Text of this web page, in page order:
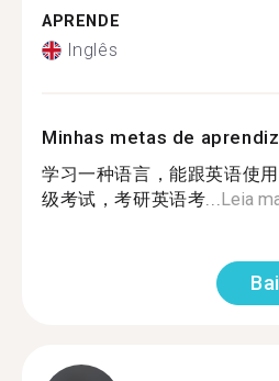
APRENDE
Inglês
Minhas metas de
学习一种语言，能跟英语使
级考试，考研英语考...Leia